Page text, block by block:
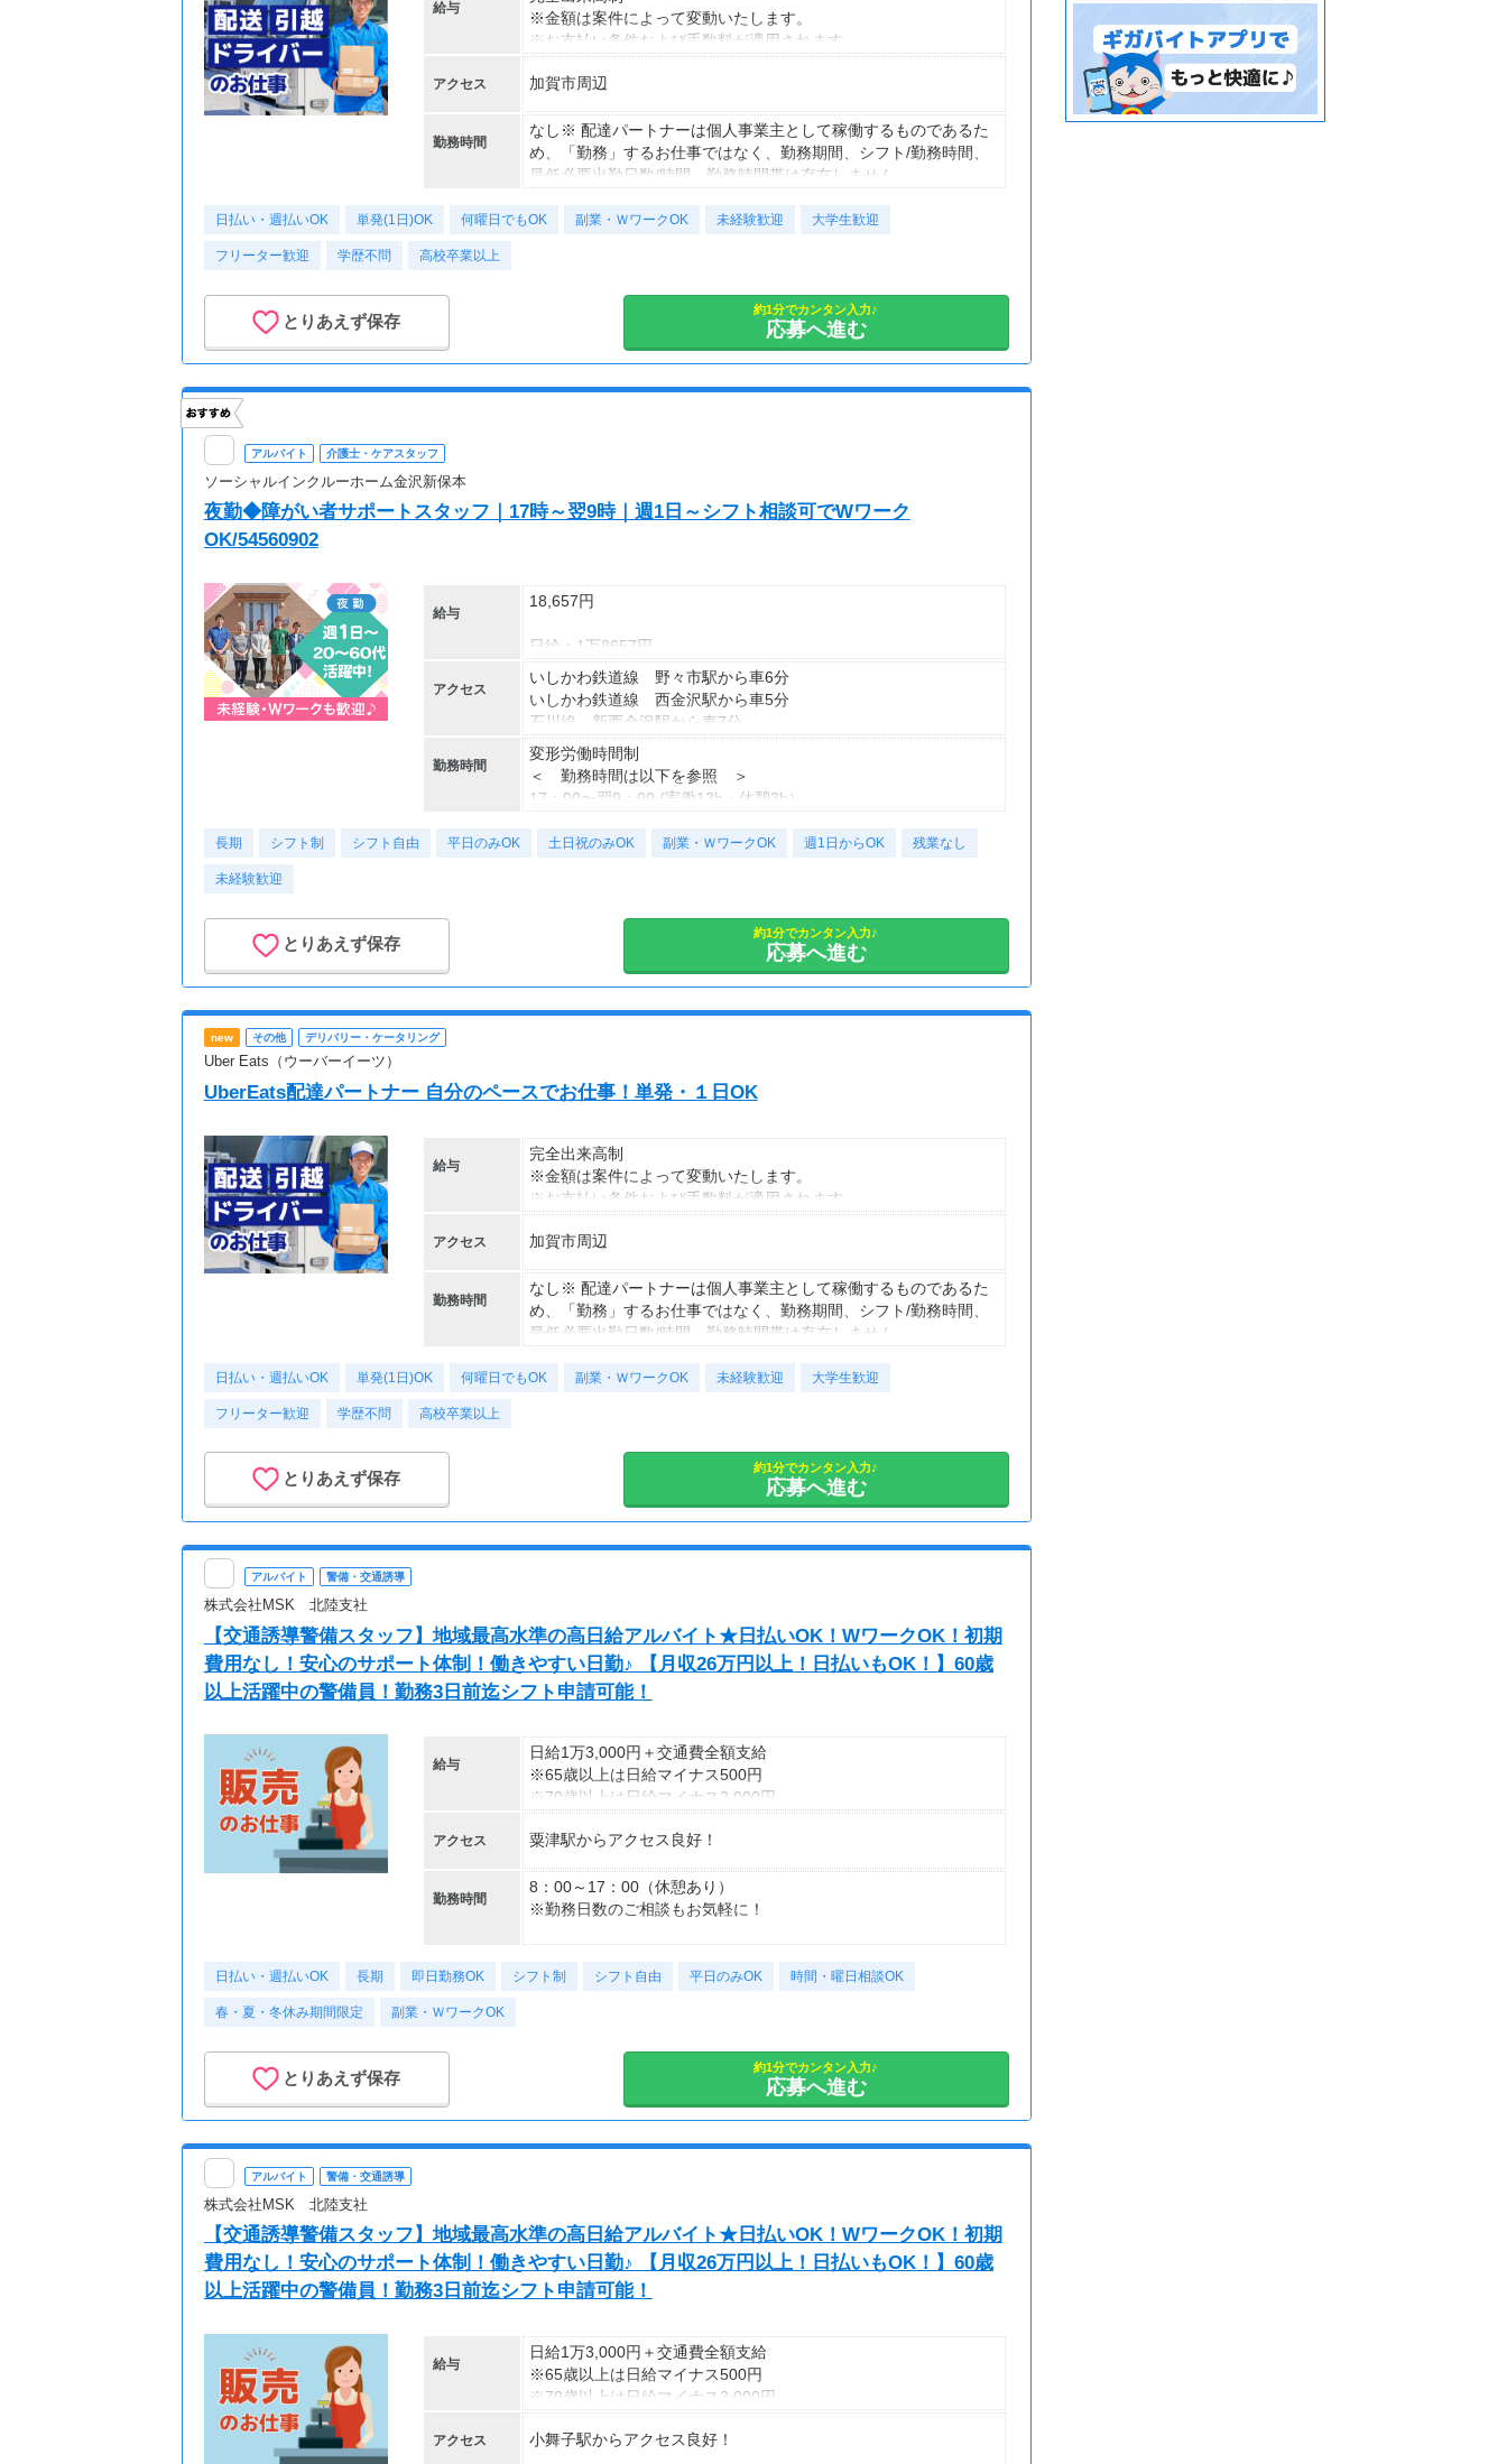
給与
※金額は案件によって変動いたします。
※お支払い条件および手数料が適用されます
アクセス 加賀市周辺
勤務時間
なし※ 配達パートナーは個人事業主として稼働するものであるた
め、「勤務」するお仕事ではなく、勤務期間、シフト/勤務時間、
最低必要出勤日数/時間、勤務時間帯は存在しません。
日払い・週払いOK 単発(1日)OK 何曜日でもOK 副業・ＷワークOK 未経験歓迎 大学生歓迎
フリーター歓迎 学歴不問 高校卒業以上
とりあえず保存
約1分でカンタン入力♪
応募へ進む
アルバイト 介護士・ケアスタッフ
ソーシャルインクルーホーム金沢新保本
夜勤◆障がい者サポートスタッフ｜17時～翌9時｜週1日～シフト相談可でWワーク
OK/54560902
給与
18,657円
日給：1万8657円
※深夜割増賃金含む
・交通費規定内支給（バイク通勤・車通勤OK）
・試用期間なし
・雇用期間の定めあり（原則6ヶ月、4月・10月更新）
※個人評価、会社の経営状況により判断
※更新上限：年数及び回数に上限無し
日給18,657円×週2日=月収149,256円
アクセス
いしかわ鉄道線 野々市駅から車6分
いしかわ鉄道線 西金沢駅から車5分
石川線 新西金沢駅から車7分
北鉄金沢バス「新保本町」バス停から徒歩3分
勤務時間
変形労働時間制
＜ 勤務時間は以下を参照 ＞
17：00〜翌9：00 (実働13h・休憩3h）
「家庭と両立したい」「扶養内で勤務したい」「Ｗワーク・副業希
ご希望に合わせた働き方が可能です。面接時にご相談下さい。
長期 シフト制 シフト自由 平日のみOK 土日祝のみOK 副業・ＷワークOK 週1日からOK 残業なし
未経験歓迎
とりあえず保存
約1分でカンタン入力♪
応募へ進む
new その他 デリバリー・ケータリング
Uber Eats（ウーバーイーツ）
UberEats配達パートナー 自分のペースでお仕事！単発・１日OK
給与
完全出来高制
※金額は案件によって変動いたします。
※お支払い条件および手数料が適用されます
アクセス 加賀市周辺
勤務時間
なし※ 配達パートナーは個人事業主として稼働するものであるた
め、「勤務」するお仕事ではなく、勤務期間、シフト/勤務時間、
最低必要出勤日数/時間、勤務時間帯は存在しません。
日払い・週払いOK 単発(1日)OK 何曜日でもOK 副業・ＷワークOK 未経験歓迎 大学生歓迎
フリーター歓迎 学歴不問 高校卒業以上
とりあえず保存
約1分でカンタン入力♪
応募へ進む
アルバイト 警備・交通誘導
株式会社MSK 北陸支社
【交通誘導警備スタッフ】地域最高水準の高日給アルバイト★日払いOK！WワークOK！初期
費用なし！安心のサポート体制！働きやすい日勤♪ 【月収26万円以上！日払いもOK！】60歳
以上活躍中の警備員！勤務3日前迄シフト申請可能！
給与
日給1万3,000円＋交通費全額支給
※65歳以上は日給マイナス500円
※70歳以上は日給マイナス2,000円
---
■交通誘導2級以上の資格をお持ちの方は
日給1万3,000円
（一律交通費1,000円含む）
★交通誘導2級（以上）として従事した場合
安全面・体力面の考慮により比較的低負荷の業務、
70歳以降では低負荷業務や季節により
相談の上短時間勤務をすることもあるため
（日給1万3,000円×月20日勤務）
アクセス 粟津駅からアクセス良好！
勤務時間
8：00～17：00（休憩あり）
※勤務日数のご相談もお気軽に！
・平日のみOK
日払い・週払いOK 長期 即日勤務OK シフト制 シフト自由 平日のみOK 時間・曜日相談OK
春・夏・冬休み期間限定 副業・ＷワークOK
とりあえず保存
約1分でカンタン入力♪
応募へ進む
アルバイト 警備・交通誘導
株式会社MSK 北陸支社
【交通誘導警備スタッフ】地域最高水準の高日給アルバイト★日払いOK！WワークOK！初期
費用なし！安心のサポート体制！働きやすい日勤♪ 【月収26万円以上！日払いもOK！】60歳
以上活躍中の警備員！勤務3日前迄シフト申請可能！
給与
日給1万3,000円＋交通費全額支給
※65歳以上は日給マイナス500円
※70歳以上は日給マイナス2,000円
---
アクセス 小舞子駅からアクセス良好！